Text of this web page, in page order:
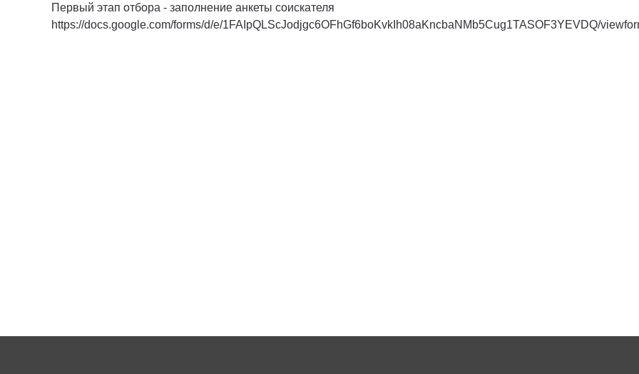
Первый этап отбора - заполнение анкеты соискателя
https://docs.google.com/forms/d/e/1FAIpQLScJodjgc6OFhGf6boKvkIh08aKncbaNMb5Cug1TASOF3YEVDQ/